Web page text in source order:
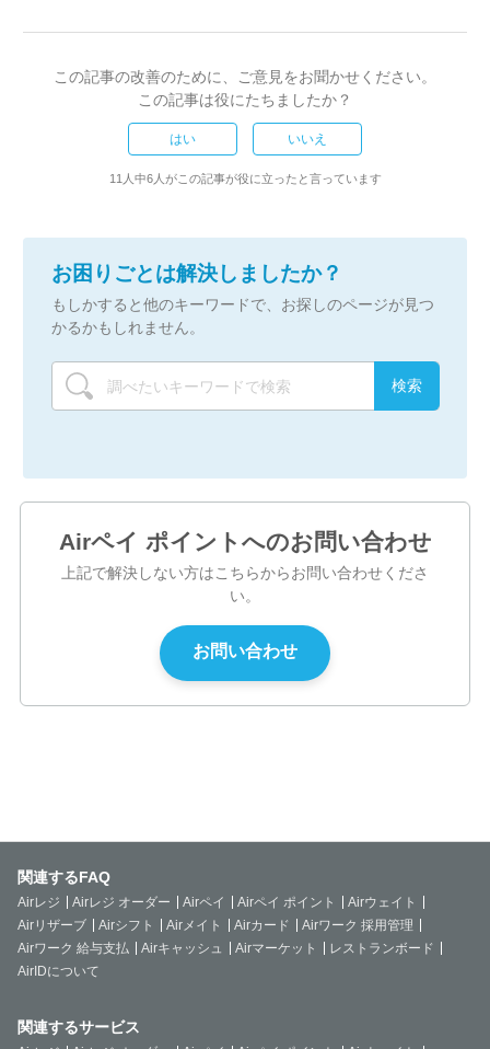
この記事の改善のために、ご意見をお聞かせください。
この記事は役にたちましたか？
はい いいえ
11人中6人がこの記事が役に立ったと言っています
お困りごとは解決しましたか？
もしかすると他のキーワードで、お探しのページが見つ
かるかもしれません。
Airペイ ポイントへのお問い合わせ
上記で解決しない方はこちらからお問い合わせくださ
い。
関連するFAQ
Airレジ Airレジ オーダー Airペイ Airペイ ポイント
Airウェイト
Airリザーブ
Airシフト Airメイト Airカード
Airワーク 採用管理
Airワーク 給与支払
Airキャッシュ Airマーケット
レストランボード
AirIDについて
関連するサービス